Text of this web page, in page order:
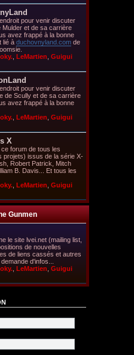
pour venir discuter
Mulder et de sa carrière
avez frappé à la bonne
lié à duchovnyland.com de
LeMartien Guigui
pour venir discuter
de Scully et de sa carrière
avez frappé à la bonne
LeMartien Guigui
X
forum de tous les
projets) issus de la série X-
Robert Patrick, Mitch
B. Davis... Et tous les
LeMartien Guigui
Gunmen
le site lvei.net (mailing list,
de nouvelles
de liens cassés et autres
d'infos...
LeMartien Guigui